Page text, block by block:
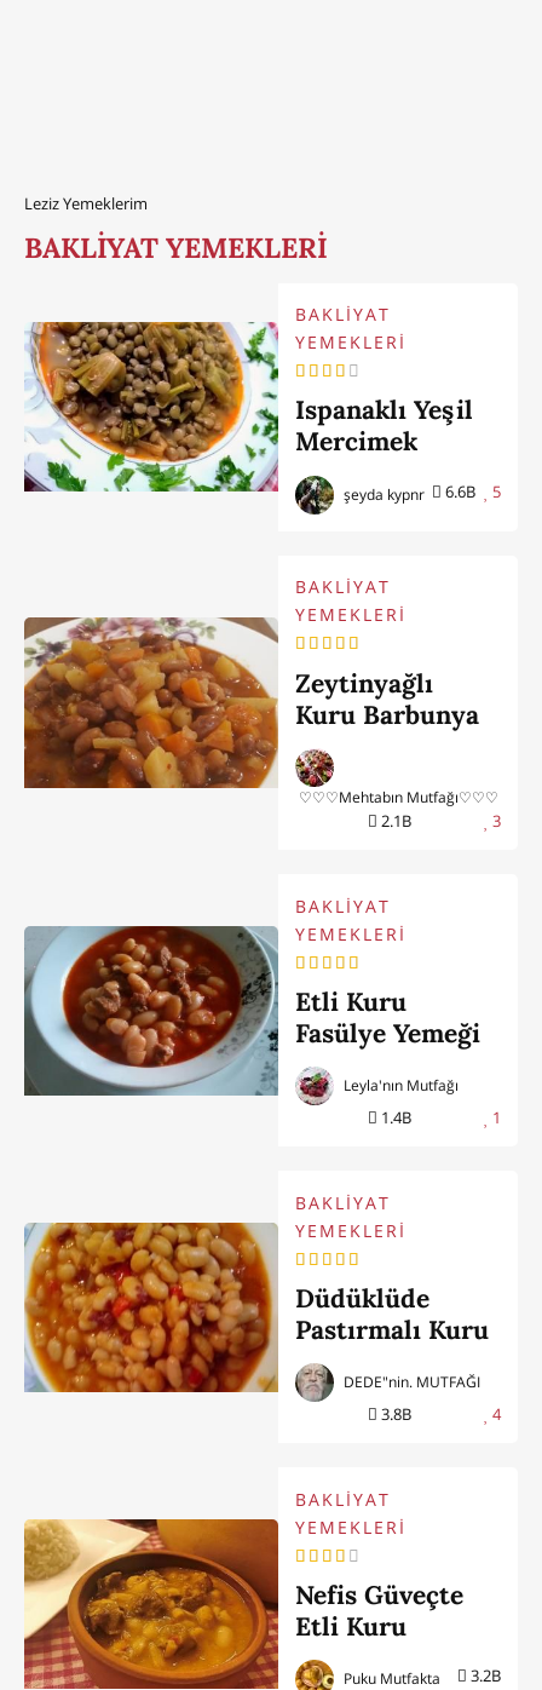
Leziz Yemeklerim
BAKLİYAT YEMEKLERİ
BAKLİYAT
YEMEKLERİ
Ispanaklı Yeşil
Mercimek
Yemeği
6.6B 5
şeyda kypnr
BAKLİYAT
YEMEKLERİ
Zeytinyağlı
Kuru Barbunya
2.1B 3
♡♡♡Mehtabın Mutfağı♡♡♡
BAKLİYAT
YEMEKLERİ
Etli Kuru
Fasülye Yemeği
1.4B 1
Leyla'nın Mutfağı
BAKLİYAT
YEMEKLERİ
Düdüklüde
Pastırmalı Kuru
Fasulye
3.8B 4
DEDE"nin. MUTFAĞI
BAKLİYAT
YEMEKLERİ
Nefis Güveçte
Etli Kuru
Fasulye
3.2B
Puku Mutfakta